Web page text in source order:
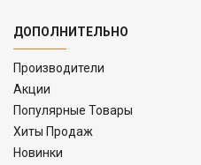
ДОПОЛНИТЕЛЬНО
Производители
Акции
Популярные Товары
Хиты Продаж
Новинки